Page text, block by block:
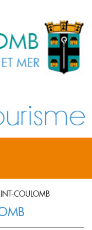
COULOMB